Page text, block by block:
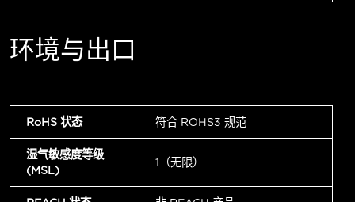
环境与出口
RoHS 状态 符合 ROHS3 规范
湿气敏感度等级
(MSL)
1（无限）